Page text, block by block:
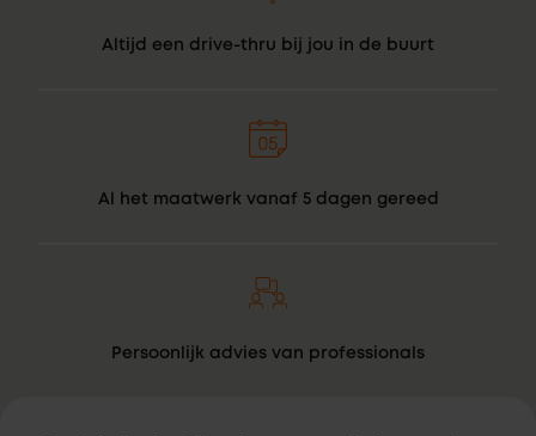
Altijd een drive-thru bij jou in de buurt
Al het maatwerk vanaf 5 dagen gereed
Persoonlijk advies van professionals